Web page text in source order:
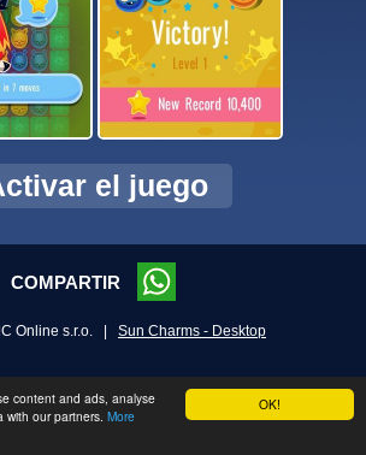
OK!
content and ads, analyse
with our partners. More
el juego
COMPARTIR
Online s.r.o. | Sun Charms - Desktop